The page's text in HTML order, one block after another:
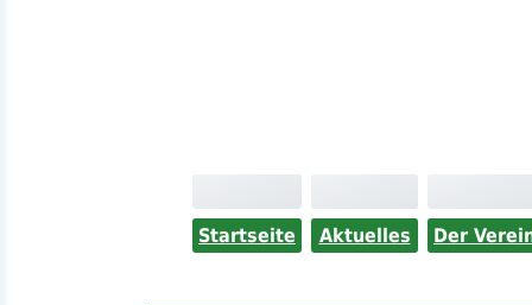
Startseite Aktuelles Der